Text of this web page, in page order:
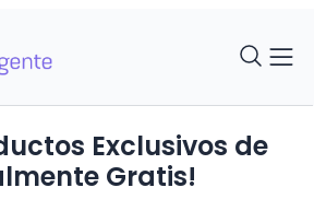
Exclusivos de
Gratis!